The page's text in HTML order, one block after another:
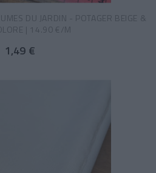
DU JARDIN - POTAGER BEIGE &
| 14.90 €/M
1,49 €